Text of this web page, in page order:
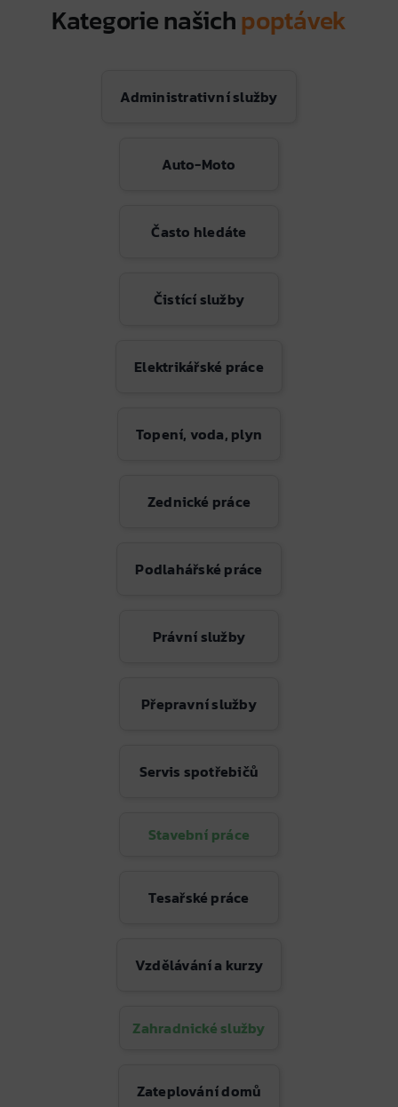
Kategorie našichpoptávek
Administrativní služby
Auto-Moto
Často hledáte
Čistící služby
Elektrikářské práce
Topení, voda, plyn
Zednické práce
Podlahářské práce
Právní služby
Přepravní služby
Servis spotřebičů
Stavební práce
Tesařské práce
Vzdělávání a kurzy
Zahradnické služby
Zateplování domů